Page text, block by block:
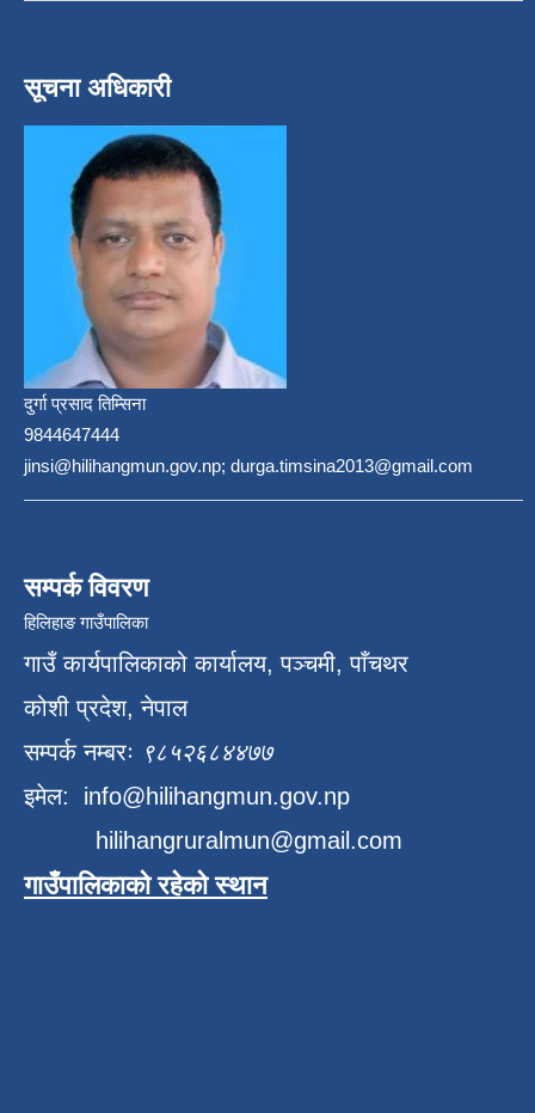
सूचना अधिकारी
दुर्गा प्रसाद तिम्सिना
9844647444
jinsi@hilihangmun.gov.np; durga.timsina2013@gmail.com
सम्पर्क विवरण
हिलिहाङ गाउँपालिका
गाउँ कार्यपालिकाको कार्यालय, पञ्चमी, पाँचथर
कोशी प्रदेश, नेपाल
सम्पर्क नम्बरः ९८५२६८४४७७
इमेल: info@hilihangmun.gov.np
hilihangruralmun@gmail.com
गाउँपालिकाको रहेको स्थान